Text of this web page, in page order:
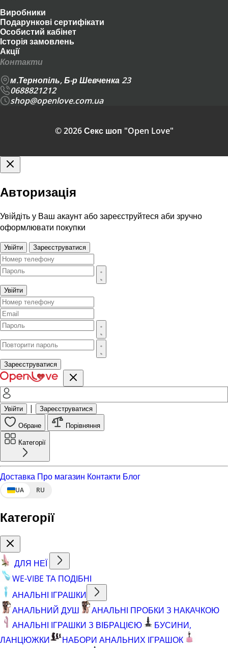
Виробники
Подарункові сертифікати
Особистий кабінет
Історія замовлень
Акції
Контакти
м.Тернопіль, Б-р Шевченка 23
0688821212
shop@openlove.com.ua
© 2026 Секс шоп "Open Love"
Авторизація
Увійдіть у Ваш акаунт або зареєструйтеся аби зручно
оформлювати покупки
Увійти Зареєструватися
Увійти
Зареєструватися
Увійти | Зареєструватися
Обране Порівняння
Категорії
Доставка Про магазин Контакти Блог
UA RU
Категорії
ДЛЯ НЕЇ
WE-VIBE ТА ПОДІБНІ
АНАЛЬНІ ІГРАШКИ
АНАЛЬНИЙ ДУШ
АНАЛЬНІ ПРОБКИ З НАКАЧКОЮ
АНАЛЬНІ ІГРАШКИ З ВІБРАЦІЄЮ
БУСИНИ,
ЛАНЦЮЖКИ
НАБОРИ АНАЛЬНИХ ІГРАШОК